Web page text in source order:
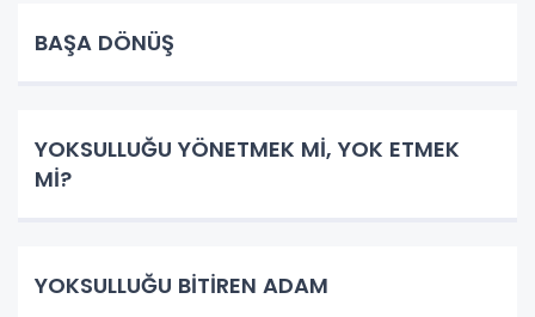
BAŞA DÖNÜŞ
YOKSULLUĞU YÖNETMEK Mİ, YOK ETMEK
Mİ?
YOKSULLUĞU BİTİREN ADAM